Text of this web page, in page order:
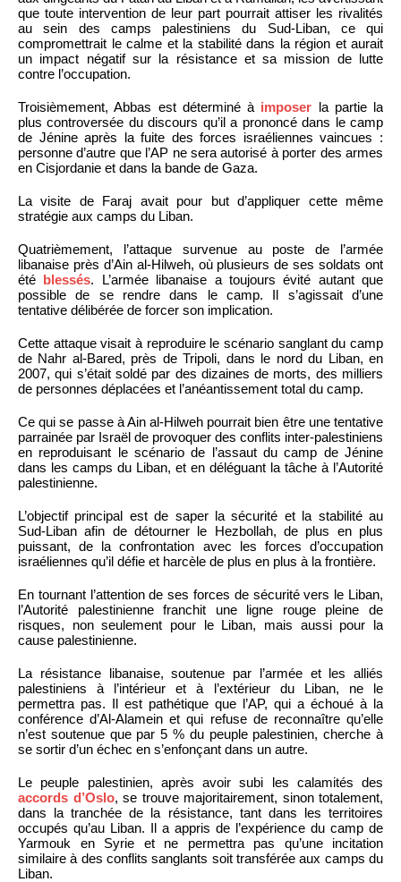
que toute intervention de leur part pourrait attiser les rivalités
au sein des camps palestiniens du Sud-Liban, ce qui
compromettrait le calme et la stabilité dans la région et aurait
un impact négatif sur la résistance et sa mission de lutte
contre l’occupation.
Troisièmement, Abbas est déterminé à imposer la partie la
plus controversée du discours qu’il a prononcé dans le camp
de Jénine après la fuite des forces israéliennes vaincues :
personne d’autre que l’AP ne sera autorisé à porter des armes
en Cisjordanie et dans la bande de Gaza.
La visite de Faraj avait pour but d’appliquer cette même
stratégie aux camps du Liban.
Quatrièmement, l’attaque survenue au poste de l’armée
libanaise près d’Ain al-Hilweh, où plusieurs de ses soldats ont
été blessés. L’armée libanaise a toujours évité autant que
possible de se rendre dans le camp. Il s’agissait d’une
tentative délibérée de forcer son implication.
Cette attaque visait à reproduire le scénario sanglant du camp
de Nahr al-Bared, près de Tripoli, dans le nord du Liban, en
2007, qui s’était soldé par des dizaines de morts, des milliers
de personnes déplacées et l’anéantissement total du camp.
Ce qui se passe à Ain al-Hilweh pourrait bien être une tentative
parrainée par Israël de provoquer des conflits inter-palestiniens
en reproduisant le scénario de l’assaut du camp de Jénine
dans les camps du Liban, et en déléguant la tâche à l’Autorité
palestinienne.
L’objectif principal est de saper la sécurité et la stabilité au
Sud-Liban afin de détourner le Hezbollah, de plus en plus
puissant, de la confrontation avec les forces d’occupation
israéliennes qu’il défie et harcèle de plus en plus à la frontière.
En tournant l’attention de ses forces de sécurité vers le Liban,
l’Autorité palestinienne franchit une ligne rouge pleine de
risques, non seulement pour le Liban, mais aussi pour la
cause palestinienne.
La résistance libanaise, soutenue par l’armée et les alliés
palestiniens à l’intérieur et à l’extérieur du Liban, ne le
permettra pas. Il est pathétique que l’AP, qui a échoué à la
conférence d’Al-Alamein et qui refuse de reconnaître qu’elle
n’est soutenue que par 5 % du peuple palestinien, cherche à
se sortir d’un échec en s’enfonçant dans un autre.
Le peuple palestinien, après avoir subi les calamités des
accords d’Oslo, se trouve majoritairement, sinon totalement,
dans la tranchée de la résistance, tant dans les territoires
occupés qu’au Liban. Il a appris de l’expérience du camp de
Yarmouk en Syrie et ne permettra pas qu’une incitation
similaire à des conflits sanglants soit transférée aux camps du
Liban.